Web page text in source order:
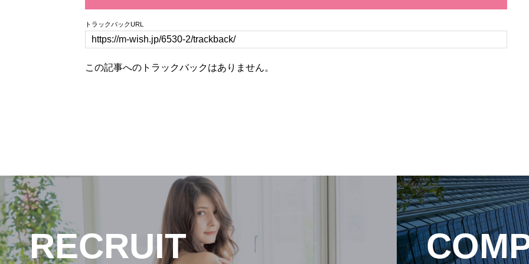
トラックバックURL
この記事へのトラックバックはありません。
RECRUIT